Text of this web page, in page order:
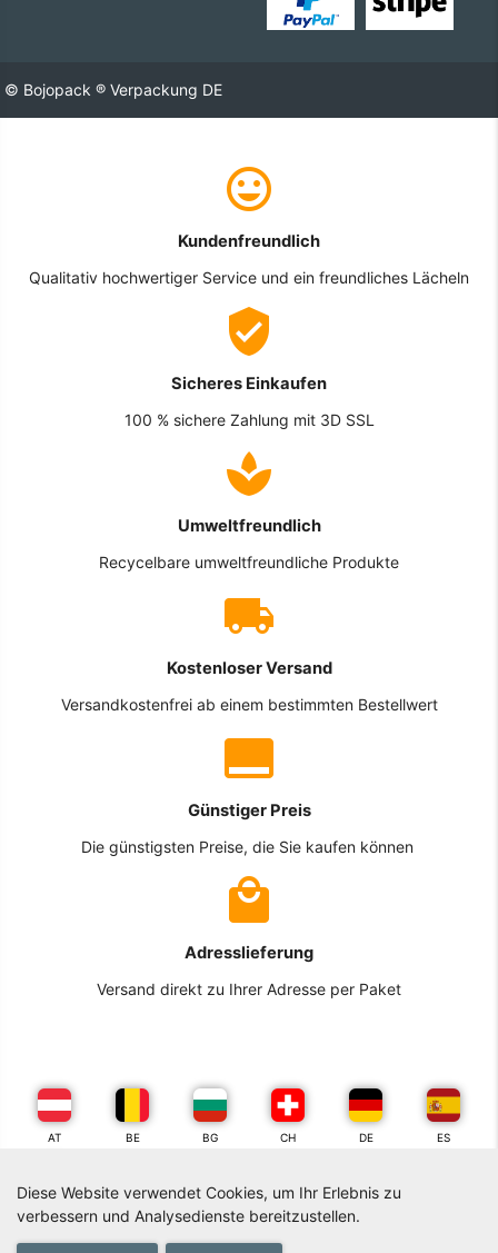
Diese Website verwendet Cookies, um Ihr Erlebnis zu
verbessern und Analysedienste bereitzustellen.
© Bojopack ® Verpackung DE
Kundenfreundlich
Qualitativ hochwertiger Service und ein freundliches Lächeln
Sicheres Einkaufen
100 % sichere Zahlung mit 3D SSL
Umweltfreundlich
Recycelbare umweltfreundliche Produkte
Kostenloser Versand
Versandkostenfrei ab einem bestimmten Bestellwert
Günstiger Preis
Die günstigsten Preise, die Sie kaufen können
Adresslieferung
Versand direkt zu Ihrer Adresse per Paket
AT BE BG CH DE ES